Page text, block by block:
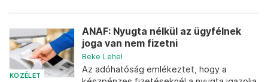
KÖZÉLET
ANAF: Nyugta nélkül az ügyfélnek
joga van nem fizetni
Beke Lehel
Az adóhatóság emlékeztet, hogy a